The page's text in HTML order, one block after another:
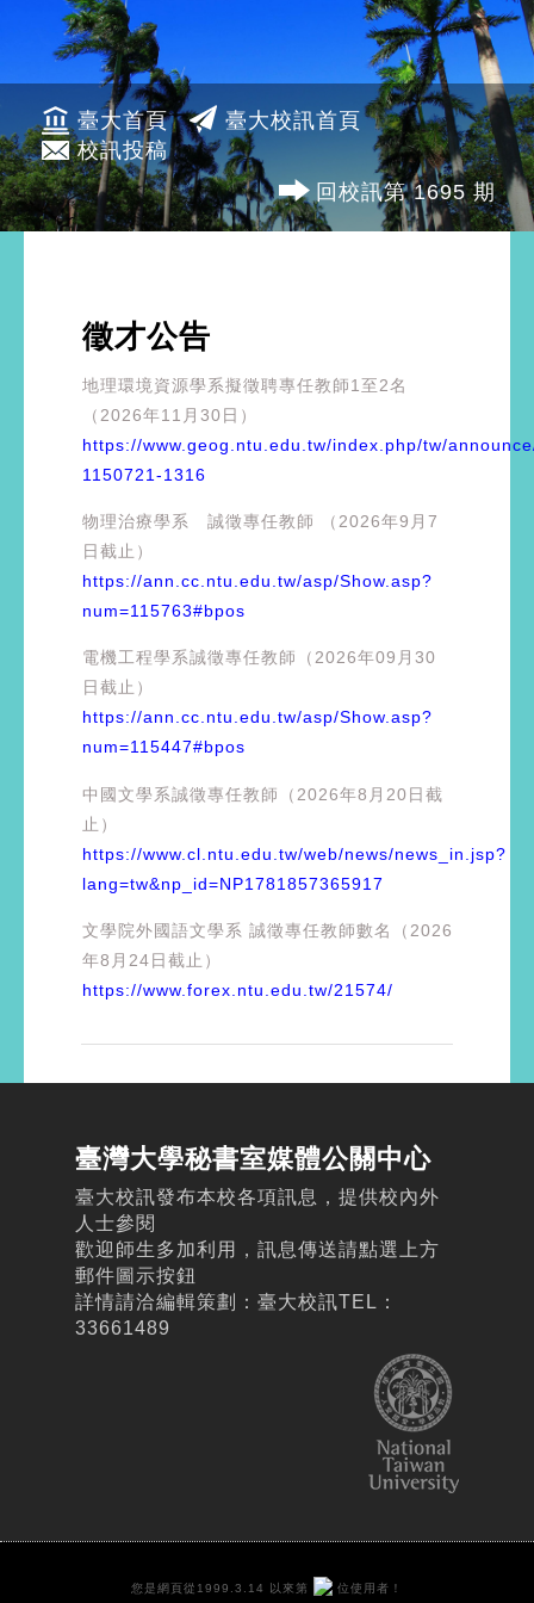
臺大首頁
臺大校訊首頁
校訊投稿
回校訊第 1695 期
徵才公告
地理環境資源學系擬徵聘專任教師1至2名
（2026年11月30日）
https://www.geog.ntu.edu.tw/index.php/tw/
1150721-1316
物理治療學系 誠徵專任教師 （2026年9月7
日截止）
https://ann.cc.ntu.edu.tw/asp/Show.asp?
num=115763#bpos
電機工程學系誠徵專任教師（2026年09月30
日截止）
https://ann.cc.ntu.edu.tw/asp/Show.asp?
num=115447#bpos
中國文學系誠徵專任教師（2026年8月20日截
止）
https://www.cl.ntu.edu.tw/web/news/news_in.jsp?
lang=tw&np_id=NP1781857365917
文學院外國語文學系 誠徵專任教師數名（2026
年8月24日截止）
https://www.forex.ntu.edu.tw/21574/
臺灣大學秘書室媒體公關中心
臺大校訊發布本校各項訊息，提供校內外
人士參閱
歡迎師生多加利用，訊息傳送請點選上方
郵件圖示按鈕
詳情請洽編輯策劃：臺大校訊TEL：
33661489
您是網頁從1999.3.14 以來第 位使用者！